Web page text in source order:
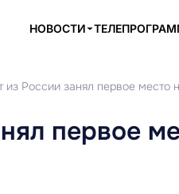
НОВОСТИ
из России занял первое место
первое